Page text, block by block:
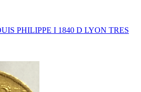
PHILIPPE I 1840 D LYON TRES